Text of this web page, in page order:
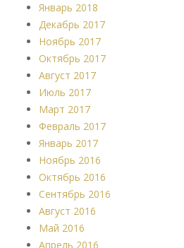
Январь 2018
Декабрь 2017
Ноябрь 2017
Октябрь 2017
Август 2017
Июль 2017
Март 2017
Февраль 2017
Январь 2017
Ноябрь 2016
Октябрь 2016
Сентябрь 2016
Август 2016
Май 2016
Апрель 2016